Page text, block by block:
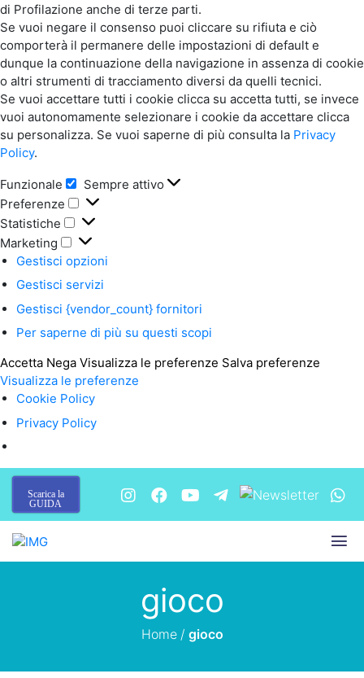
di Profilazione anche di terze parti.
Se vuoi negare il consenso puoi cliccare su rifiuta e ciò
comporterà il permanere delle impostazioni di default e
dunque la continuazione della navigazione in assenza di cookie
o altri strumenti di tracciamento diversi da quelli tecnici.
Se vuoi accettare tutti i cookie clicca su accetta tutti, se invece
vuoi autonomamente selezionare i cookie da accettare clicca
su personalizza. Se vuoi saperne di più consulta la Privacy
Policy.
Funzionale Funzionale
Sempre attivo
Preferenze
Preferenze
Statistiche
Statistiche
Marketing
Marketing
Gestisci opzioni
Gestisci servizi
Gestisci {vendor_count} fornitori
Per saperne di più su questi scopi
Accetta Nega Visualizza le preferenze Salva preferenze
Visualizza le preferenze
Cookie Policy
Privacy Policy
Scarica la
GUIDA
gioco
Home / gioco